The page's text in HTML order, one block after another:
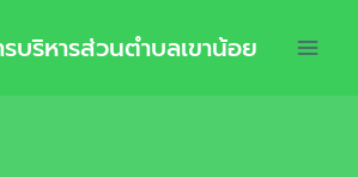
บริหารส่วนตำบลเขาน้อย